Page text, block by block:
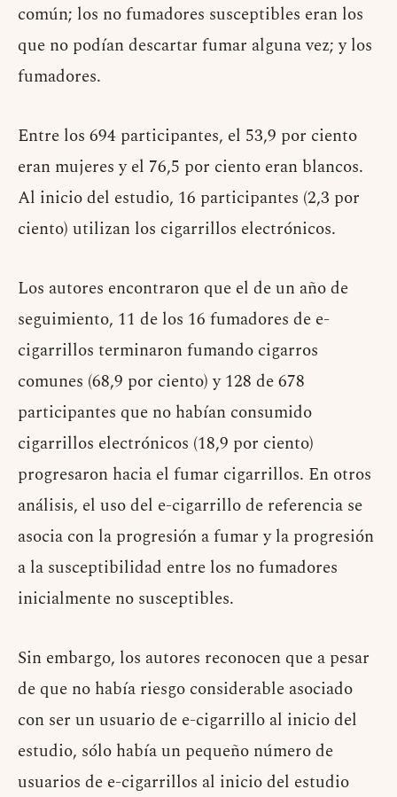
común; los no fumadores susceptibles eran los
que no podían descartar fumar alguna vez; y los
fumadores.
Entre los 694 participantes, el 53,9 por ciento
eran mujeres y el 76,5 por ciento eran blancos.
Al inicio del estudio, 16 participantes (2,3 por
ciento) utilizan los cigarrillos electrónicos.
Los autores encontraron que el de un año de
seguimiento, 11 de los 16 fumadores de e-
cigarrillos terminaron fumando cigarros
comunes (68,9 por ciento) y 128 de 678
participantes que no habían consumido
cigarrillos electrónicos (18,9 por ciento)
progresaron hacia el fumar cigarrillos. En otros
análisis, el uso del e-cigarrillo de referencia se
asocia con la progresión a fumar y la progresión
a la susceptibilidad entre los no fumadores
inicialmente no susceptibles.
Sin embargo, los autores reconocen que a pesar
de que no había riesgo considerable asociado
con ser un usuario de e-cigarrillo al inicio del
estudio, sólo había un pequeño número de
usuarios de e-cigarrillos al inicio del estudio